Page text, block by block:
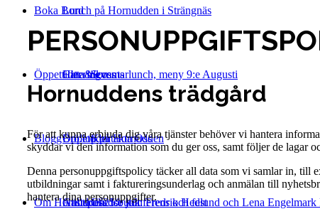
Lunch på Hornudden i Strängnäs
Sommarlunch, meny 9:e Augusti
Catering
Bröllop på Hornudden
Anlita oss för konferens och fest
Boka Bord
Hitta till oss
Kontakta Oss
Öppettider & events
Öppettider
Gårdsbutik
Gästspel 25:e juli: Fredrik Hedlund och Lena Engelmark
Blogg
Om Hornudden
Hornuddens trädgård
För att kunna erbjuda dig våra tjänster behöver vi hantera
skyddar vi den information som du ger oss, samt följer de lagar
Denna personuppgiftspolicy täcker all data som vi samlar in, till
utbildningar samt i faktureringsunderlag och anmälan till
hantera dina personuppgifter.